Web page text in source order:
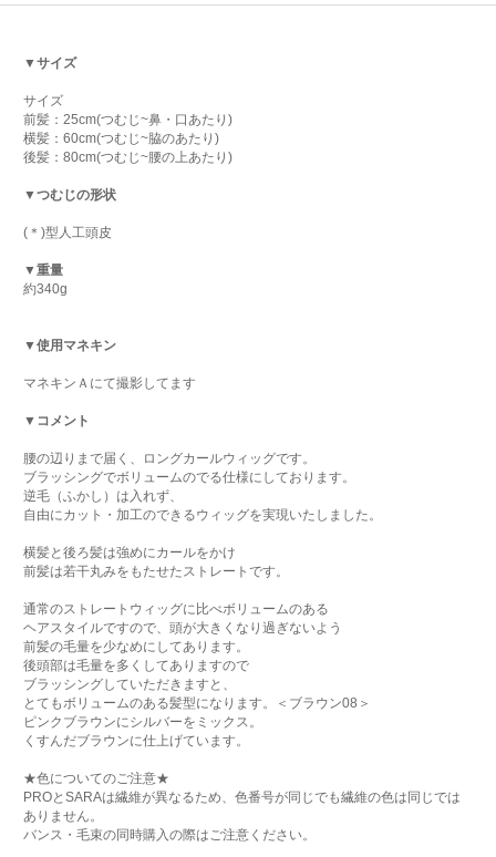
▼サイズ
サイズ
前髪：25cm(つむじ~鼻・口あたり)
横髪：60cm(つむじ~脇のあたり)
後髪：80cm(つむじ~腰の上あたり)
▼つむじの形状
(＊)型人工頭皮
▼重量
約340g
▼使用マネキン
マネキンＡにて撮影してます
▼コメント
腰の辺りまで届く、ロングカールウィッグです。
ブラッシングでボリュームのでる仕様にしております。
逆毛（ふかし）は入れず、
自由にカット・加工のできるウィッグを実現いたしました。
横髪と後ろ髪は強めにカールをかけ
前髪は若干丸みをもたせたストレートです。
通常のストレートウィッグに比べボリュームのある
ヘアスタイルですので、頭が大きくなり過ぎないよう
前髪の毛量を少なめにしてあります。
後頭部は毛量を多くしてありますので
ブラッシングしていただきますと、
とてもボリュームのある髪型になります。＜ブラウン08＞
ピンクブラウンにシルバーをミックス。
くすんだブラウンに仕上げています。
★色についてのご注意★
PROとSARAは繊維が異なるため、色番号が同じでも繊維の色は同じでは
ありません。
バンス・毛束の同時購入の際はご注意ください。